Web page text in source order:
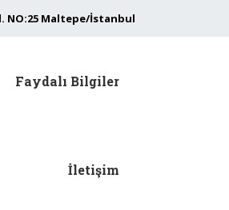
NO:25 Maltepe/İstanbul
Faydalı Bilgiler
İletişim